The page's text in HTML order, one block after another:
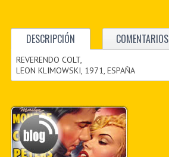
DESCRIPCIÓN COMENTARIOS
REVERENDO COLT,
LEON KLIMOWSKI, 1971, ESPAÑA